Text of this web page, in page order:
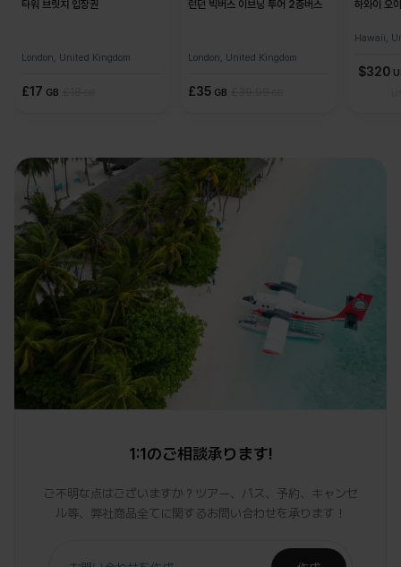
타워 브릿지 입장권
London, United Kingdom
£17 GB
런던 빅버스 이브닝 투어 2층버스
London, United Kingdom
£35 GB
하와이 오
Hawaii,
$320
1:1のご相談承ります!
ご不明な点はございますか？ツアー、パス、予約、キャンセ
ル等、弊社商品全てに関するお問い合わせを承ります！